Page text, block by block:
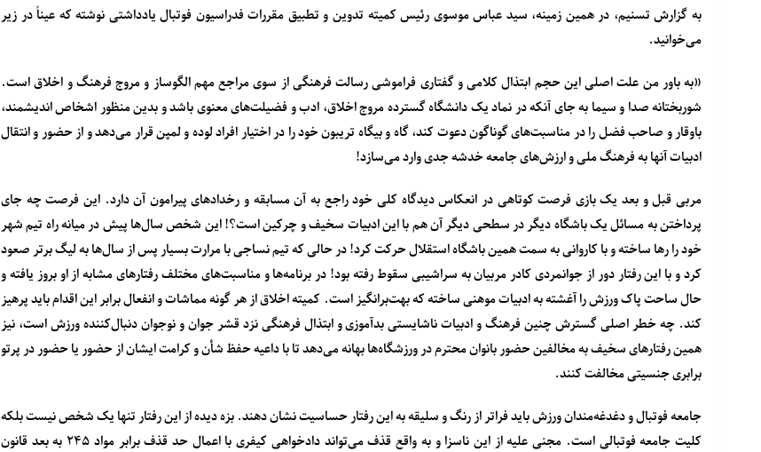
به گزارش تسنیم، در همین زمینه، سید عباس موسوی رئیس کمیته تدوین و تطبیق مقررات فدراسیون فوتبال یادداشتی نوشته که عیناً در زیر
می‌خوانید.
«به باور من علت اصلی این حجم ابتذال کلامی و گفتاری فراموشی رسالت فرهنگی از سوی مراجع مهم الگوساز و مروج فرهنگ و اخلاق است.
شوربختانه صدا و سیما به جای آنکه در نماد یک دانشگاه گسترده مروج اخلاق، ادب و فضیلت‌های معنوی باشد و بدین منظور اشخاص اندیشمند،
باوقار و صاحب فضل را در مناسبت‌های گوناگون دعوت کند، گاه و بیگاه تریبون خود را در اختیار افراد لوده و لمپن قرار می‌دهد و از حضور و انتقال
ادبیات آنها به فرهنگ ملی و ارزش‌های جامعه خدشه جدی وارد می‌سازد!
مربی قبل و بعد یک بازی فرصت کوتاهی در انعکاس دیدگاه کلی خود راجع به آن مسابقه و رخدادهای پیرامون آن دارد. این فرصت چه جای
پرداختن به مسائل یک باشگاه دیگر در سطحی دیگر آن هم با این ادبیات سخیف و چرکین است؟! این شخص سال‌ها پیش در میانه راه تیم شهر
خود را رها ساخته و با کاروانی به سمت همین باشگاه استقلال حرکت کرد! در حالی که تیم نساجی با مرارت بسیار پس از سال‌ها به لیگ برتر صعود
کرد و با این رفتار دور از جوانمردی کادر مربیان به سراشیبی سقوط رفته بود! در برنامه‌ها و مناسبت‌های مختلف رفتارهای مشابه از او بروز یافته و
حال ساحت پاک ورزش را آغشته به ادبیات موهنی ساخته که بهت‌برانگیز است. کمیته اخلاق از هر گونه مماشات و انفعال برابر این اقدام باید پرهیز
کند. چه خطر اصلی گسترش چنین فرهنگ‌ ‌و ادبیات ناشایستی بدآموزی و ابتذال فرهنگی نزد قشر جوان و نوجوان دنبال‌کننده ورزش است، نیز
همین رفتارهای سخیف به مخالفین حضور بانوان محترم در ورزشگاه‌ها بهانه می‌دهد تا با داعیه حفظ شأن و کرامت ایشان از حضور یا حضور در پرتو
برابری جنسیتی مخالفت کنند.
جامعه فوتبال و دغدغه‌مندان ورزش باید فراتر از رنگ‌ و سلیقه به این رفتار حساسیت نشان دهند. بزه دیده از این رفتار تنها یک شخص نیست بلکه
کلیت جامعه فوتبالی است. مجنی علیه از این ناسزا و به واقع قذف می‌تواند دادخواهی کیفری با اعمال حد قذف برابر مواد ۲۴۵ به بعد قانون